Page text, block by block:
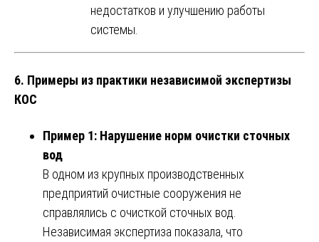
недостатков и улучшению работы
системы.
6. Примеры из практики независимой экспертизы
КОС
Пример 1: Нарушение норм очистки сточных
вод
В одном из крупных производственных
предприятий очистные сооружения не
справлялись с очисткой сточных вод.
Независимая экспертиза показала, что